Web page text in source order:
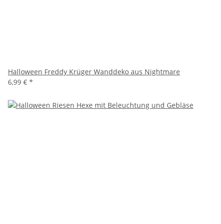
Halloween Freddy Krüger Wanddeko aus Nightmare
6,99 € *